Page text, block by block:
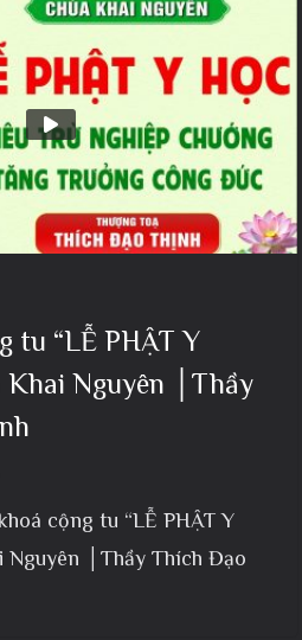
tu “LỄ PHẬT Y
Khai Nguyên │Thầy
cộng tu “LỄ PHẬT Y
Nguyên │Thầy Thích Đạo